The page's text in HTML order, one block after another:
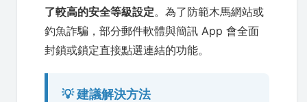
了較高的安全等級設定。為了防範木馬網站或
釣魚詐騙，部分郵件軟體與簡訊 App 會全面
封鎖或鎖定直接點選連結的功能。
💡 建議解決方法